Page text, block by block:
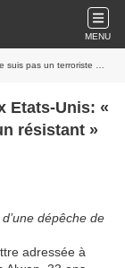
MENU
mais un résistant »
Etats-Unis: «
résistant »
dépêche de
adressée à